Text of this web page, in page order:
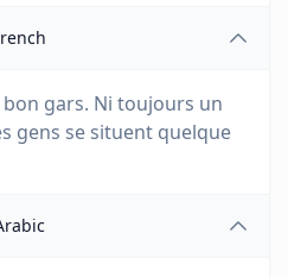
gars. Ni toujours un
gens se situent quelque